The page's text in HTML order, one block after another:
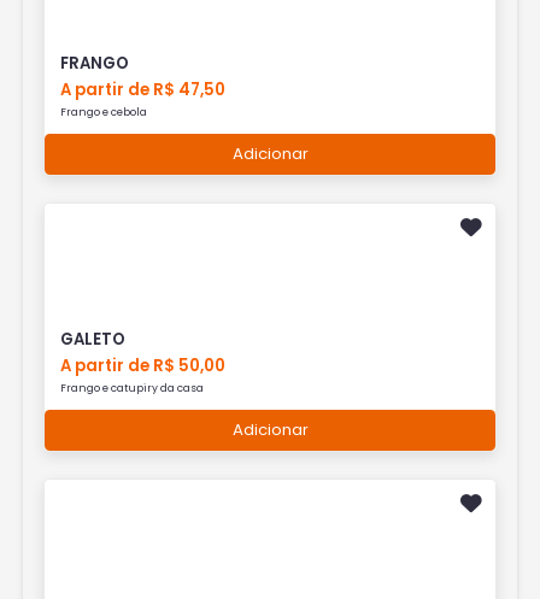
FRANGO
A partir de R$ 47,50
Frango e cebola
Adicionar
GALETO
A partir de R$ 50,00
Frango e catupiry da casa
Adicionar